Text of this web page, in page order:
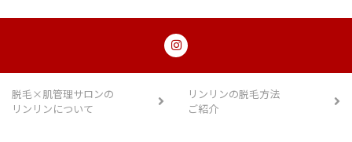
脱毛×肌管理サロンの
リンリンについて
リンリンの脱毛方法
ご紹介